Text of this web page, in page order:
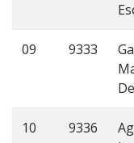
09 9333
10 9336